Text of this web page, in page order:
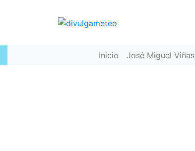
Inicio José Miguel Viñas